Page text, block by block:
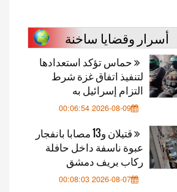
أسرار وقضايا ساخنة
حماس تؤكد استعدادها
لتنفيذ اتفاق غزة شرط
التزام إسرائيل به
2026-08-09 00:06:54
قتيلان و13 مصابا بانفجار
عبوة ناسفة داخل حافلة
ركاب بريف دمشق
2026-08-07 00:08:03